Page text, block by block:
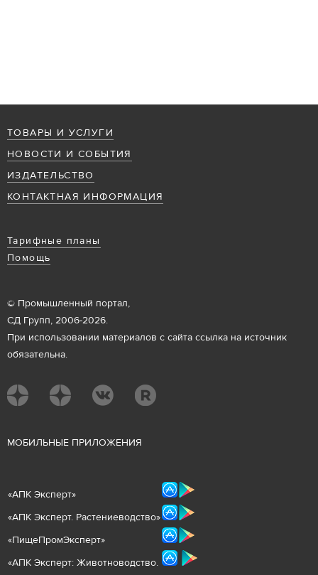
ТОВАРЫ И УСЛУГИ
НОВОСТИ И СОБЫТИЯ
ИЗДАТЕЛЬСТВО
КОНТАКТНАЯ ИНФОРМАЦИЯ
Тарифные планы
Помощь
© Промышленный портал,
СД Групп, 2006-2026.
При использовании материалов с сайта ссылка на источник
обязательна.
МОБИЛЬНЫЕ ПРИЛОЖЕНИЯ
«АПК Эксперт»
«АПК Эксперт. Растениеводство»
«ПищеПромЭксперт»
«АПК Эксперт: Животноводство.